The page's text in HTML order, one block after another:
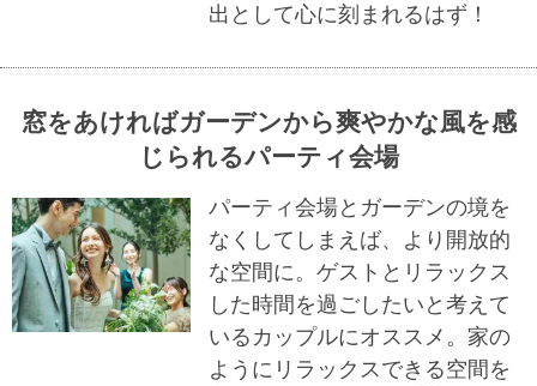
出として心に刻まれるはず！
窓をあければガーデンから爽やかな風を感
じられるパーティ会場
パーティ会場とガーデンの境を
なくしてしまえば、より開放的
な空間に。ゲストとリラックス
した時間を過ごしたいと考えて
いるカップルにオススメ。家の
ようにリラックスできる空間を